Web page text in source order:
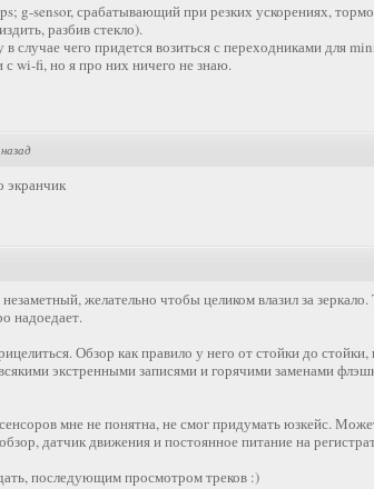
g-sensor, срабатывающий при резких ускорениях,
разбив стекло).
случае чего придется возиться с переходниками для
с wi-fi, но я про них ничего не знаю.
экранчик
желательно чтобы целиком влазил за зеркало.
надоедает.
Обзор как правило у него от стойки до стойки,
экстренными записями и горячими заменами
мне не понятна, не смог придумать юзкейс.
датчик движения и постоянное питание на
последующим просмотром треков :)